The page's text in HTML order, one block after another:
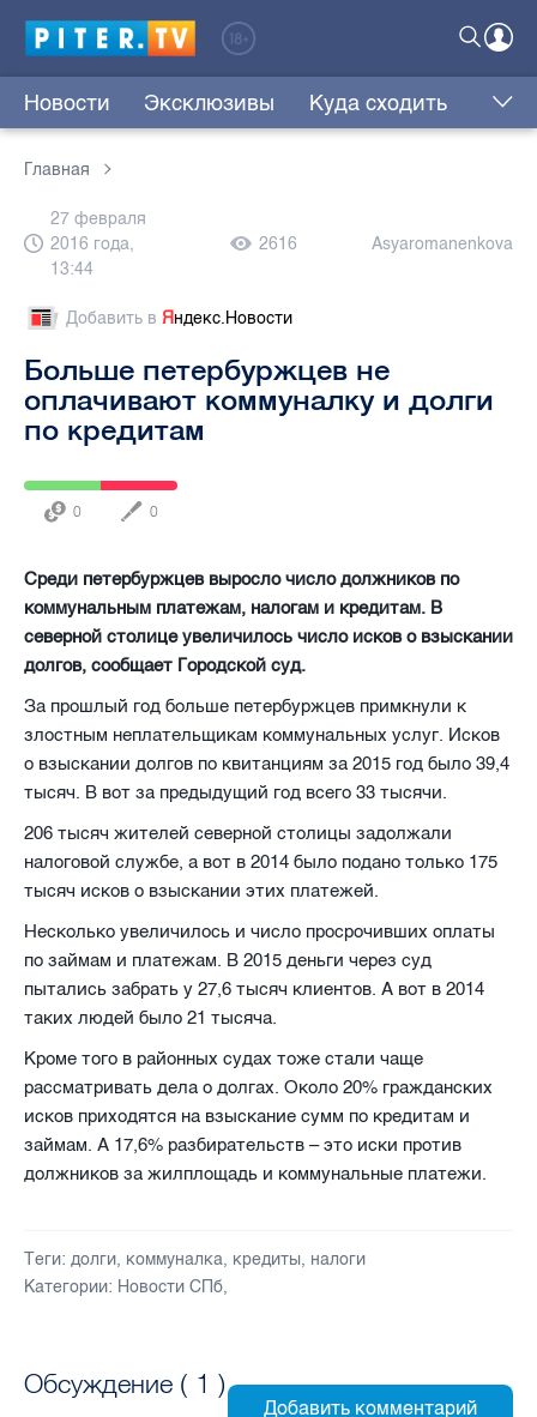
Новости Эксклюзивы Куда сходить
Главная
27 февраля
2016 года,
13:44
2616 Asyaromanenkova
Добавить в Яндекс.Новости
Больше петербуржцев не
оплачивают коммуналку и долги
по кредитам
0 0
Среди петербуржцев выросло число должников по
коммунальным платежам, налогам и кредитам. В
северной столице увеличилось число исков о взыскании
долгов, сообщает Городской суд.
За прошлый год больше петербуржцев примкнули к
злостным неплательщикам коммунальных услуг. Исков
о взыскании долгов по квитанциям за 2015 год было 39,4
тысяч. В вот за предыдущий год всего 33 тысячи.
206 тысяч жителей северной столицы задолжали
налоговой службе, а вот в 2014 было подано только 175
тысяч исков о взыскании этих платежей.
Несколько увеличилось и число просрочивших оплаты
по займам и платежам. В 2015 деньги через суд
пытались забрать у 27,6 тысяч клиентов. А вот в 2014
таких людей было 21 тысяча.
Кроме того в районных судах тоже стали чаще
рассматривать дела о долгах. Около 20% гражданских
исков приходятся на взыскание сумм по кредитам и
займам. А 17,6% разбирательств – это иски против
должников за жилплощадь и коммунальные платежи.
Теги: долги, коммуналка, кредиты, налоги
Категории: Новости СПб,
Обсуждение ( 1 )